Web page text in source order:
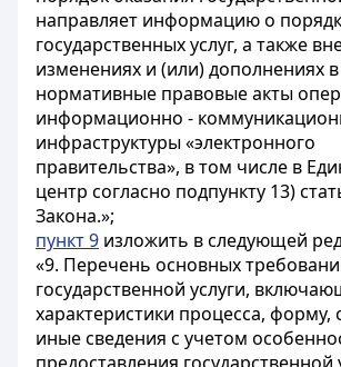
направляет информацию о
государственных услуг, а также
изменениях и (или) дополнениях
нормативные правовые акты
информационно -
инфраструктуры «электронного
правительства», в том числе в
центр согласно подпункту 13)
Закона.»;
пункт 9 изложить в следующей
«9. Перечень основных
государственной услуги,
характеристики процесса, форму,
иные сведения с учетом